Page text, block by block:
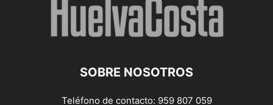
SOBRE NOSOTROS
Teléfono de contacto: 959 807 059